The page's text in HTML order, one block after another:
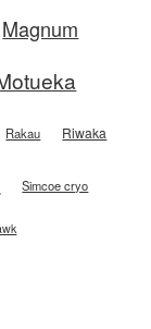
Magnum
Rakau Riwaka
Simcoe cryo